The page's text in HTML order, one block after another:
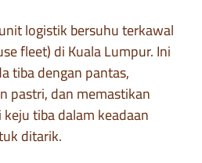
logistik bersuhu terkawal
fleet) di Kuala Lumpur. Ini
tiba dengan pantas,
pastri, dan memastikan
tiba dalam keadaan
ditarik.